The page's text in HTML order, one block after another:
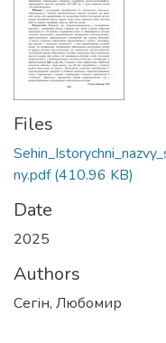
Files
ny.pdf(410.96 KB)
Date
2025
Authors
Сегін, Любомир